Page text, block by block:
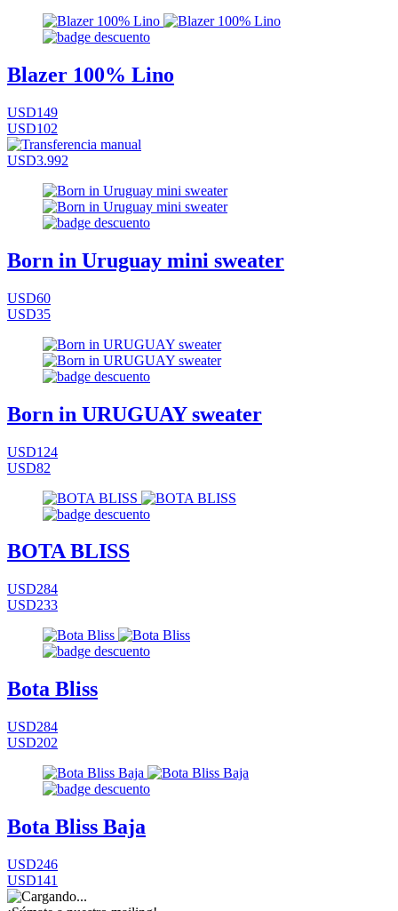
Blazer 100% Lino
USD149
USD102
USD3.992
Born in Uruguay mini sweater
USD60
USD35
Born in URUGUAY sweater
USD124
USD82
BOTA BLISS
USD284
USD233
Bota Bliss
USD284
USD202
Bota Bliss Baja
USD246
USD141